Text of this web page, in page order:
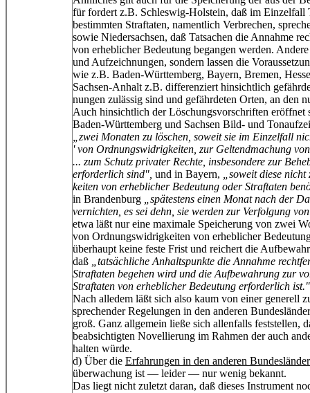
für fordert z.B. Schleswig-Holstein, daß im Einzelfall
bestimmten Straftaten, namentlich Verbrechen,
sowie Niedersachsen, daß Tatsachen die Annahme
von erheblicher Bedeutung begangen werden.
und Aufzeichnungen, sondern lassen die
wie z.B. Baden-Württemberg, Bayern, Bremen,
Sachsen-Anhalt z.B. differenziert hinsichtlich
nungen zulässig sind und gefährdeten Orten, an den
Auch hinsichtlich der Löschungsvorschriften eröffnet
Baden-Württemberg und Sachsen Bild- und
„zwei Monaten zu löschen, soweit sie im Einzelfall
' von Ordnungswidrigkeiten, zur Geltendmachung
... zum Schutz privater Rechte, insbesondere zur
erforderlich sind", und in Bayern,
„soweit diese
keiten von erheblicher Bedeutung oder Straftaten
in Brandenburg
„spätestens einen Monat nach der
vernichten, es sei dehn, sie werden zur Verfolgung
etwa läßt nur eine maximale Speicherung von zwei
von Ordnungswidrigkeiten von erheblicher
überhaupt keine feste Frist und reichert die
daß
„tatsächliche Anhaltspunkte die Annahme
Straftaten begehen wird und die Aufbewahrung zur
Straftaten von erheblicher Bedeutung erforderlich ist."
Nach alledem läßt sich also kaum von einer generell
sprechender Regelungen in den anderen
groß. Ganz allgemein ließe sich allenfalls feststellen,
beabsichtigten Novellierung im Rahmen der auch
halten würde.
d) Über die Erfahrungen in den anderen
überwachung ist — leider — nur wenig bekannt.
Das liegt nicht zuletzt daran, daß dieses Instrument